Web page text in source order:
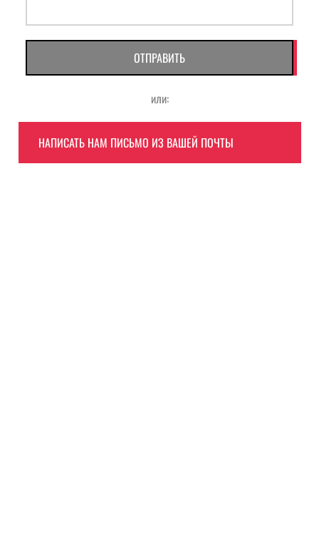
ОТПРАВИТЬ
или:
НАПИСАТЬ НАМ ПИСЬМО ИЗ ВАШЕЙ ПОЧТЫ